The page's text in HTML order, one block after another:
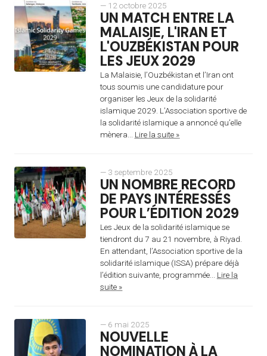
— 12 octobre 2025
UN MATCH ENTRE LA
MALAISIE, L'IRAN ET
L'OUZBÉKISTAN POUR
LES JEUX 2029
La Malaisie, l’Ouzbékistan et l’Iran ont
tous soumis une candidature pour
organiser les Jeux de la solidarité
islamique 2029. L’Association sportive de
la solidarité islamique a annoncé qu’elle
mènera... Lire la suite »
— 3 septembre 2025
UN NOMBRE RECORD
DE PAYS INTÉRESSÉS
POUR L’ÉDITION 2029
Les Jeux de la solidarité islamique se
tiendront du 7 au 21 novembre, à Riyad.
En attendant, l’Association sportive de la
solidarité islamique (ISSA) prépare déjà
l’édition suivante, programmée... Lire la
suite »
— 6 mai 2025
NOUVELLE
NOMINATION À LA